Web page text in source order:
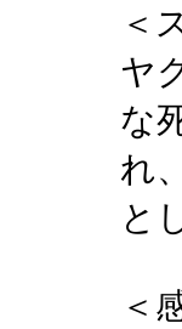
＜
ヤ
な
れ
と
＜